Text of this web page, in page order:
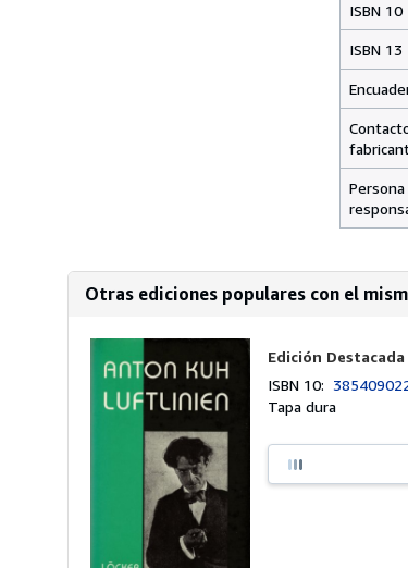
ISBN 10
ISBN 13
Persona
Otras ediciones populares con el
Edición Destacada
ISBN 10:
Tapa dura